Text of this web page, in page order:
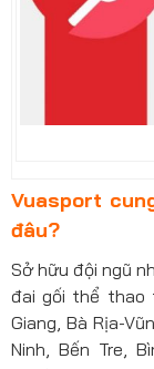
Vuasport
đâu?
Sở hữu đội ngũ
đai gối thể thao
Giang, Bà Rịa-
Ninh, Bến Tre,